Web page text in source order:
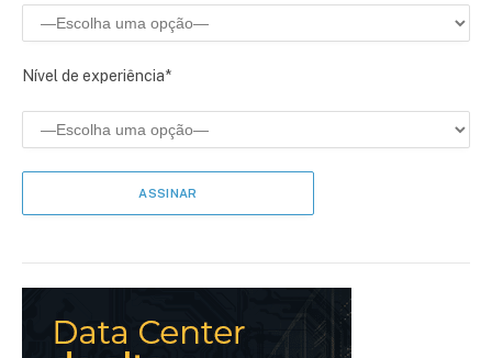
Nível de experiência*